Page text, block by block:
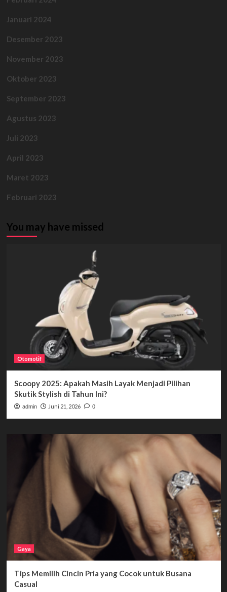
Januari 2024
Desember 2023
November 2023
Oktober 2023
September 2023
Agustus 2023
Juli 2023
April 2023
Maret 2023
Februari 2023
You may have missed
Otomotif
Scoopy 2025: Apakah Masih Layak Menjadi Pilihan
Skutik Stylish di Tahun Ini?
admin Juni 21, 2026 0
Gaya
Tips Memilih Cincin Pria yang Cocok untuk Busana
Casual